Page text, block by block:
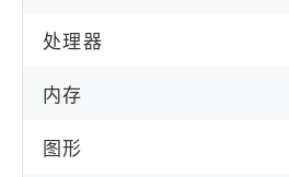
处理器
内存
图形